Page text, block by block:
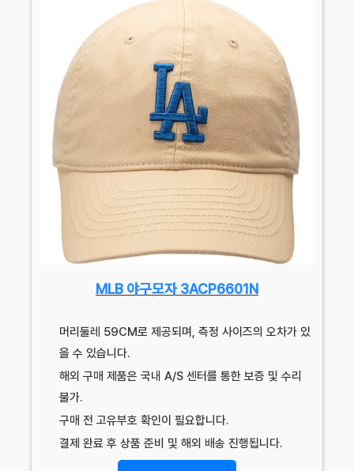
MLB 야구모자 3ACP6601N
머리둘레 59CM로 제공되며, 측정 사이즈의 오차가 있
을 수 있습니다.
해외 구매 제품은 국내 A/S 센터를 통한 보증 및 수리
불가.
구매 전 고유부호 확인이 필요합니다.
결제 완료 후 상품 준비 및 해외 배송 진행됩니다.